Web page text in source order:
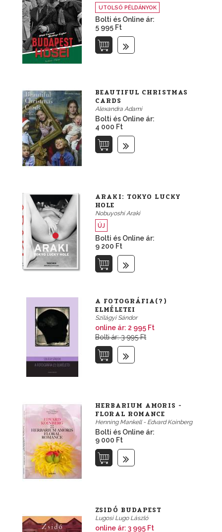
UTOLSÓ PÉLDÁNYOK
Bolti és Online ár:
5 995 Ft
BEAUTIFUL CHRISTMAS
CARDS
Alexandra Adami
Bolti és Online ár:
4 000 Ft
ARAKI: TOKYO LUCKY
HOLE
Nobuyoshi Araki
ÚJ
Bolti és Online ár:
9 200 Ft
A FOTOGRÁFIA(?)
ELMÉLETEI
Szilágyi Sándor
online ár: 2 995 Ft
Bolti ár: 3 995 Ft
HERBARIUM AMORIS -
FLORAL ROMANCE
Henning Mankell - Edvard Koinberg
Bolti és Online ár:
9 000 Ft
ZSIDÓ BUDAPEST
Lugosi Lugo László
online ár:3 995 Ft